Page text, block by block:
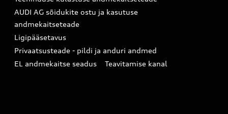
AUDI AG sõidukite ostu ja kasutuse
andmekaitseteade
Ligipääsetavus
Privaatsusteade - pildi ja anduri andmed
EL andmekaitse seadus
Teavitamise kanal